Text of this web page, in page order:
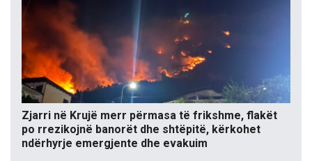
Zjarri në Krujë merr përmasa të frikshme, flakët
po rrezikojnë banorët dhe shtëpitë, kërkohet
ndërhyrje emergjente dhe evakuim